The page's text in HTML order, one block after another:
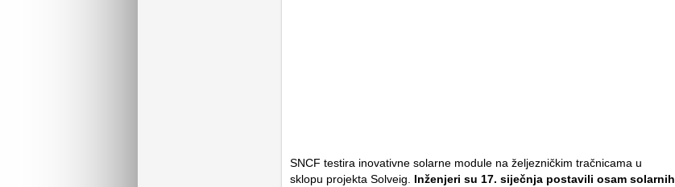
SNCF testira inovativne solarne module na željezničkim tračnicama u
sklopu projekta Solveig. Inženjeri su 17. siječnja postavili osam solarnih